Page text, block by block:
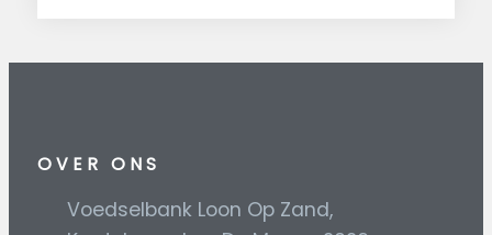
OVER ONS
Voedselbank Loon Op Zand,